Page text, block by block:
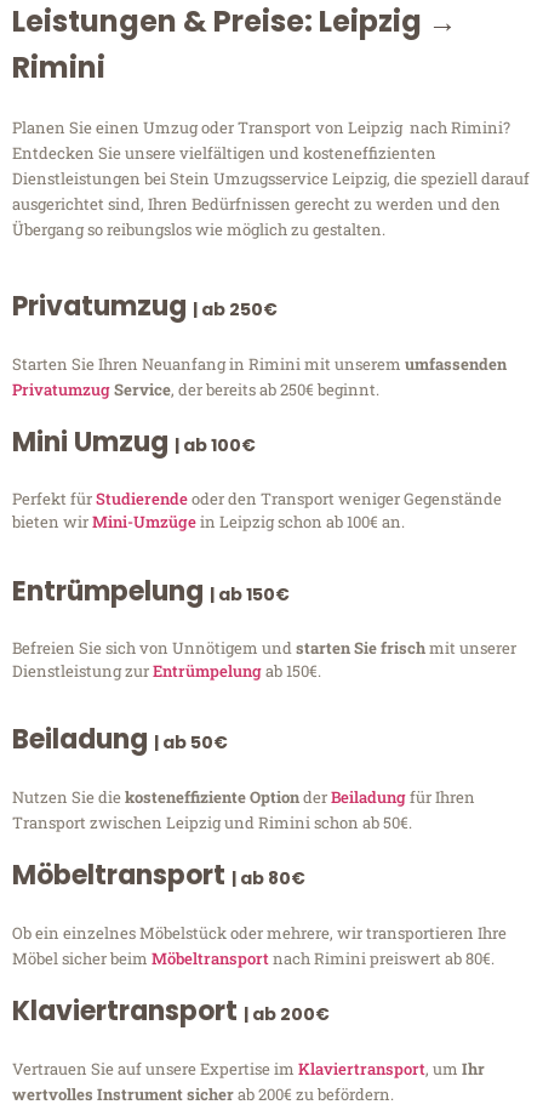
Leistungen & Preise: Leipzig →
Rimini
Planen Sie einen Umzug oder Transport von Leipzig nach Rimini?
Entdecken Sie unsere vielfältigen und kosteneffizienten
Dienstleistungen bei Stein Umzugsservice Leipzig, die speziell darauf
ausgerichtet sind, Ihren Bedürfnissen gerecht zu werden und den
Übergang so reibungslos wie möglich zu gestalten.
Privatumzug | ab 250€
Starten Sie Ihren Neuanfang in Rimini mit unserem umfassenden
PrivatumzugService, der bereits ab 250€ beginnt.
Mini Umzug | ab 100€
Perfekt fürStudierendeoder den Transport weniger Gegenstände
bieten wirMini-Umzügein Leipzig schon ab 100€ an.
Entrümpelung | ab 150€
Befreien Sie sich von Unnötigem undstarten Sie frischmit unserer
Dienstleistung zurEntrümpelungab 150€.
Beiladung | ab 50€
Nutzen Sie diekosteneffiziente OptionderBeiladungfür Ihren
Transport zwischen Leipzig und Rimini schon ab 50€.
Möbeltransport | ab 80€
Ob ein einzelnes Möbelstück oder mehrere, wir transportieren Ihre
Möbel sicher beim Möbeltransportnach Rimini preiswert ab 80€.
Klaviertransport | ab 200€
Vertrauen Sie auf unsere Expertise im Klaviertransport, um Ihr
wertvolles Instrument sicherab 200€ zu befördern.